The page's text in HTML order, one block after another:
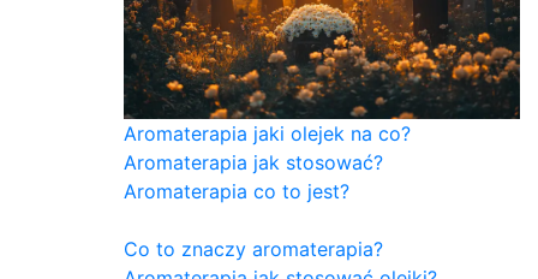
Aromaterapia jaki olejek na co?
Aromaterapia jak stosować?
Aromaterapia co to jest?
Co to znaczy aromaterapia?